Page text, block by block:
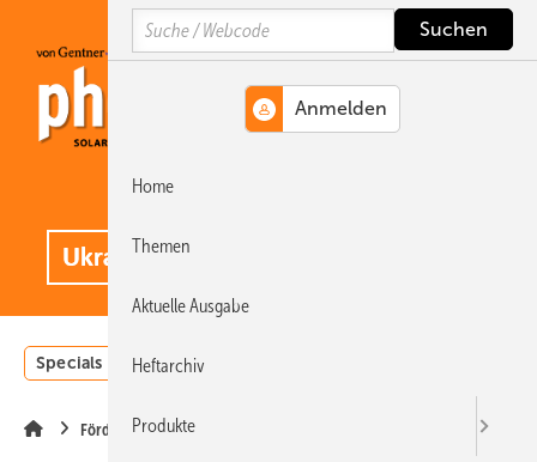
Hauptinhalt
Hauptmenü
SiteSearch
Specials Einstrahlungsatlas
Förderung
Search
Home
Themen
Aktuelle Ausgabe
Heftarchiv
Produkte